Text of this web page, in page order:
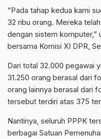
“Pada tahap kedua kami
32 ribu orang. Mereka
dengan sistem komputer,”
bersama Komisi XI DPR,
Dari total 32.000 pegawai
31.250 orang berasal dari
orang lainnya berasal dari
tersebut terdiri atas 375
Nantinya, seluruh PPPK
berbagai Satuan